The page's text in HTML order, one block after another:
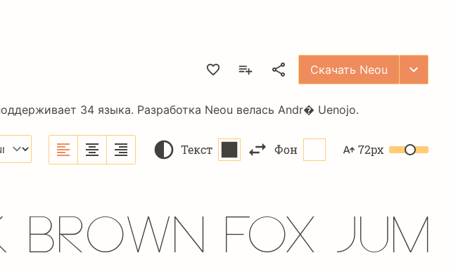
Скачать Neou
34 языка. Разработка Neou велась Andr� Uenojo.
Текст Фон 72px
brown fox